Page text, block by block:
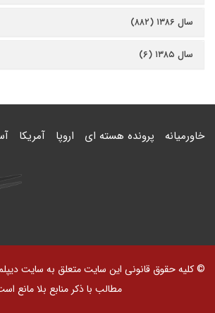
سال ۱۳۸۶ (۸۸۲)
سال ۱۳۸۵ (۶)
خاورمیانه پرونده هسته ای اروپا آمریکا
© کلیه حقوق قانونی این سایت متعلق به سایت
مطالب با ذکر منابع بلا مانع